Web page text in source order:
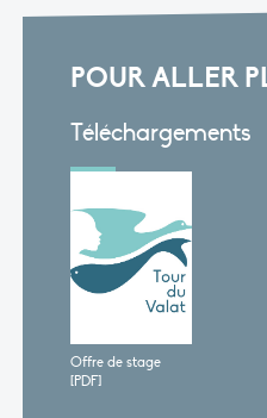
POUR ALLER
Téléchargements
Offre de stage
[PDF]